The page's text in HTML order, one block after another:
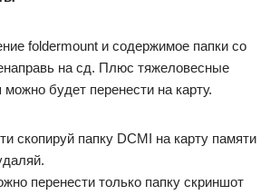
foldermount и содержимое папки со
на сд. Плюс тяжеловесные
будет перенести на карту.
скопируй папку DCMI на карту памяти
перенести только папку скриншот